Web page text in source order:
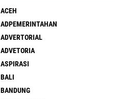
ACEH
ADPEMERINTAHAN
ADVERTORIAL
ADVETORIA
ASPIRASI
BALI
BANDUNG